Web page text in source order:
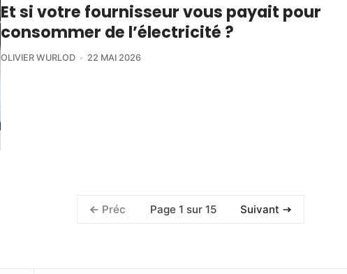
Et si votre fournisseur vous payait pour
consommer de l’électricité ?
OLIVIER WURLOD 22 MAI 2026
Préc Page 1 sur 15 Suivant